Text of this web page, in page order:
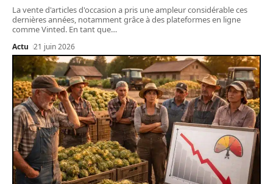
La vente d'articles d'occasion a pris une ampleur considérable ces
dernières années, notamment grâce à des plateformes en ligne
comme Vinted. En tant que…
Actu 21 juin 2026